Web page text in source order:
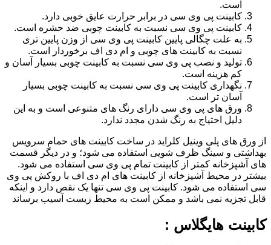
است.
کابینت پی وی سی در برابر حرارت عایق خوبی دارد.
کابینت پی وی سی نسبت به کابینت چوبی ضد حشره است.
به علت چگالی پایین کابینت پی وی سی از وزن پایین تری
نسبت به کابینت های چوبی و ام دی اف برخوردار است.
تولید و نصب پی وی سی نسبت به کابینت چوبی بسیار آسان و
کم هزینه است.
نگهداری کابینت پی وی سی نسبت به کابینت چوبی بسیار
آسان تر است.
ورق های پی وی سی دارای رنگ های متنوعی است و به این
دلیل احتیاج به رنگ شدن مجدد ندارد.
از ورق های پلی وینیل کلراید در ساخت کابینت های حمام سرویس
بهداشتی و سینگ ظرف شویی استفاده می شود؛ و در دیگر قسمت
های آشپزخانه کمتر از کابینت تمام پی وی سی استفاده می شود.
بیشتر در محیط آشپزخانه از کابینت های ام دی اف با روکش پی وی
سی استفاده می شود. کابینت پی وی سی تنها یک نقص دارد و اینکه
قابل تجزیه نمی باشد و ممکن است به محیط زیست آسیب برساند
کابینت هایگلاس :